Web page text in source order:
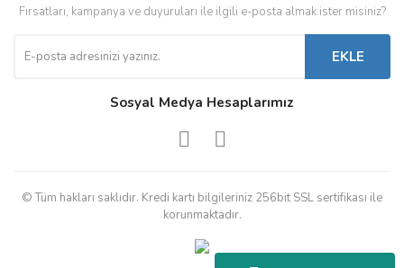
Gönder
Fırsatları, kampanya ve duyuruları ile ilgili e-posta almak ister misiniz?
EKLE
Sosyal Medya Hesaplarımız
© Tüm hakları saklıdır. Kredi kartı bilgileriniz 256bit SSL sertifikası ile
korunmaktadır.